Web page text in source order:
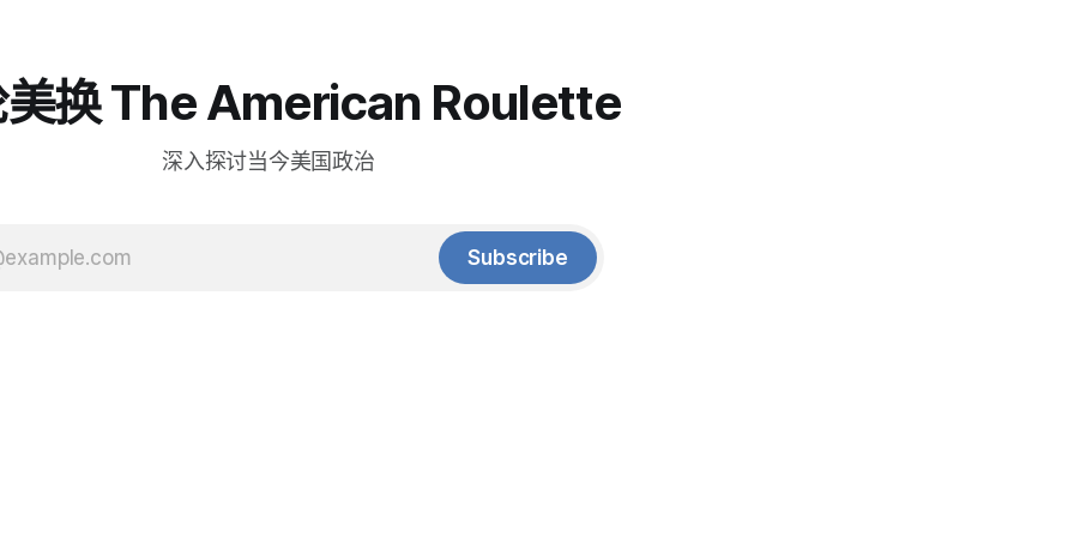
换 The American Roulette
深入探讨当今美国政治
Subscribe